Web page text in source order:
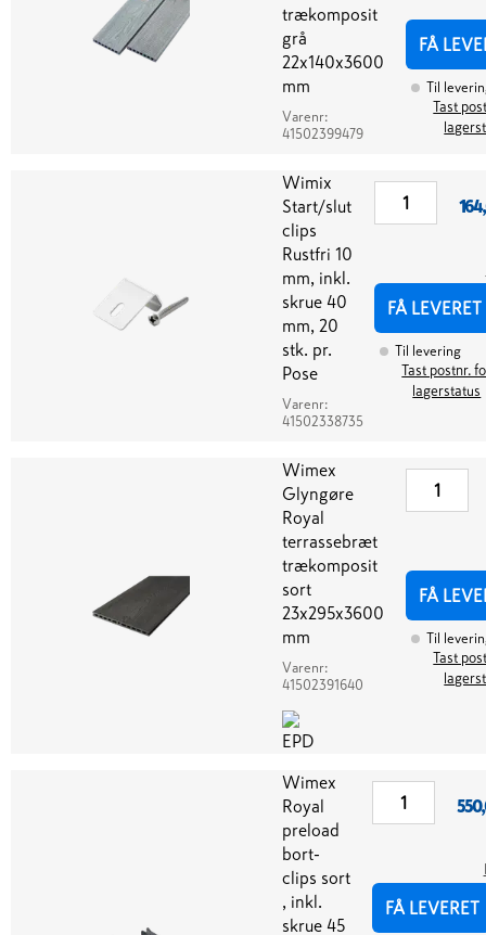
trækomposit
grå
22x140x3600
mm
Varenr:
41502399479
FÅ
Til
Tast
Wimix
Start/slut
clips
Rustfri 10
mm, inkl.
skrue 40
mm, 20
stk. pr.
Pose
Varenr:
41502338735
FÅ LEVERET
Til levering
Tast postnr.
lagerstatus
Wimex
Glyngøre
Royal
terrassebræt
trækomposit
sort
23x295x3600
mm
Varenr:
41502391640
FÅ
Til
Tast
Wimex
Royal
preload
bort-
clips sort
, inkl.
skrue 45
FÅ LEVERET